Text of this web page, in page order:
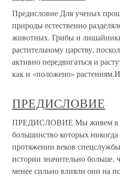
Предисловие Для ученых
природы естественно
животных. Грибы и
растительному царству,
активно передвигаться и
как и «положено» растениям.И
ПРЕДИСЛОВИЕ
ПРЕДИСЛОВИЕ Мы живем в
большинство которых никогда
протяжении веков
истории значительно больше,
менее сильно влияли они на